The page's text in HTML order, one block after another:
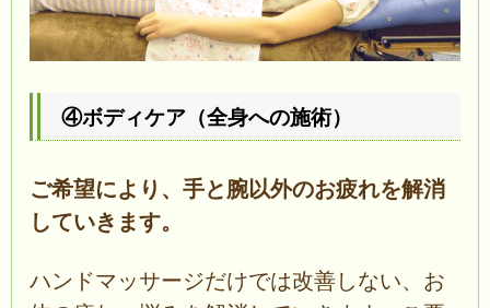
④ボディケア（全身への施術）
ご希望により、手と腕以外のお疲れを解消
していきます。
ハンドマッサージだけでは改善しない、お